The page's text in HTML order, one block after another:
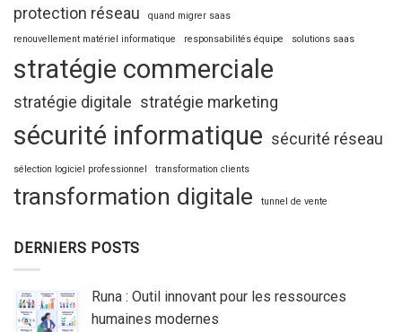
protection réseau
quand migrer saas
renouvellement matériel informatique
responsabilités équipe solutions saas
stratégie commerciale
stratégie digitale stratégie marketing
sécurité informatique sécurité réseau
sélection logiciel professionnel transformation clients
transformation digitale tunnel de vente
DERNIERS POSTS
Runa : Outil innovant pour les ressources
humaines modernes